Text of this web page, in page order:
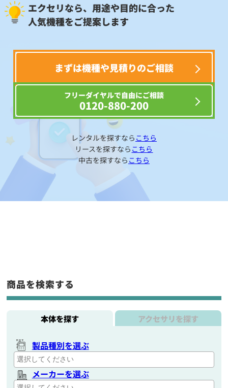
エクセリなら、用途や目的に合った
人気機種をご提案します
まずは機種や見積りのご相談
フリーダイヤルで自由にご相談
0120-880-200
レンタルを探すなら こちら
リースを探すなら こちら
中古を探すなら こちら
商品を検索する
本体を探す アクセサリを探す
製品種別を選ぶ
メーカーを選ぶ